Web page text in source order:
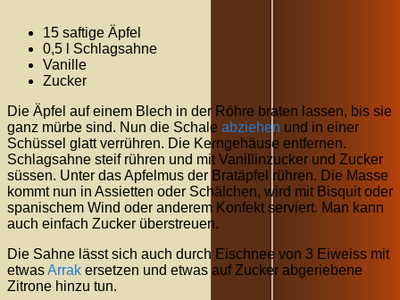
15 saftige Äpfel
0,5 l Schlagsahne
Vanille
Zucker
Die Äpfel auf einem Blech in der Röhre braten lassen, bis sie
ganz mürbe sind. Nun die Schale abziehen und in einer
Schüssel glatt verrühren. Die Kerngehäuse entfernen.
Schlagsahne steif rühren und mit Vanillinzucker und Zucker
süssen. Unter das Apfelmus der Bratäpfel rühren. Die Masse
kommt nun in Assietten oder Schälchen, wird mit Bisquit oder
spanischem Wind oder anderem Konfekt serviert. Man kann
auch einfach Zucker überstreuen.
Die Sahne lässt sich auch durch Eischnee von 3 Eiweiss mit
etwasArrak ersetzen und etwas auf Zucker abgeriebene
Zitrone hinzu tun.